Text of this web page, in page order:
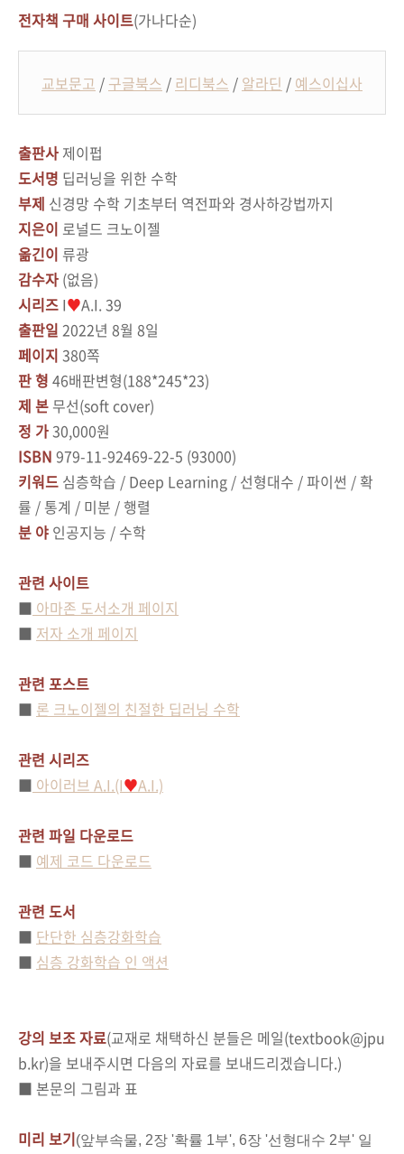
전자책 구매 사이트(가나다순)
교보문고 / 구글북스 / 리디북스 / 알라딘 / 예스이십사
출판사 제이펍
도서명 딥러닝을 위한 수학
부제 신경망 수학 기초부터 역전파와 경사하강법까지
지은이 로널드 크노이젤
옮긴이 류광
감수자 (없음)
시리즈 I♥A.I. 39
출판일 2022년 8월 8일
페이지 380쪽
판 형 46배판변형(188*245*23)
제 본 무선(soft cover)
정 가30,000원
ISBN 979-11-92469-22-5 (93000)
키워드 심층학습 / Deep Learning / 선형대수 / 파이썬 / 확
률 / 통계 / 미분 / 행렬
분 야 인공지능 / 수학
관련 사이트
■ 아마존 도서소개 페이지
■ 저자 소개 페이지
관련 포스트
■ 론 크노이젤의 친절한 딥러닝 수학
관련 시리즈
■ 아이러브 A.I.(I♥A.I.)
관련 파일 다운로드
■ 예제 코드 다운로드
관련 도서
■ 단단한 심층강화학습
■ 심층 강화학습 인 액션
강의 보조 자료(교재로 채택하신 분들은 메일(textbook@jpu
b.kr)을 보내주시면 다음의 자료를 보내드리겠습니다.)
■ 본문의 그림과 표
미리 보기(앞부속물, 2장 '확률 1부', 6장 '선형대수 2부' 일